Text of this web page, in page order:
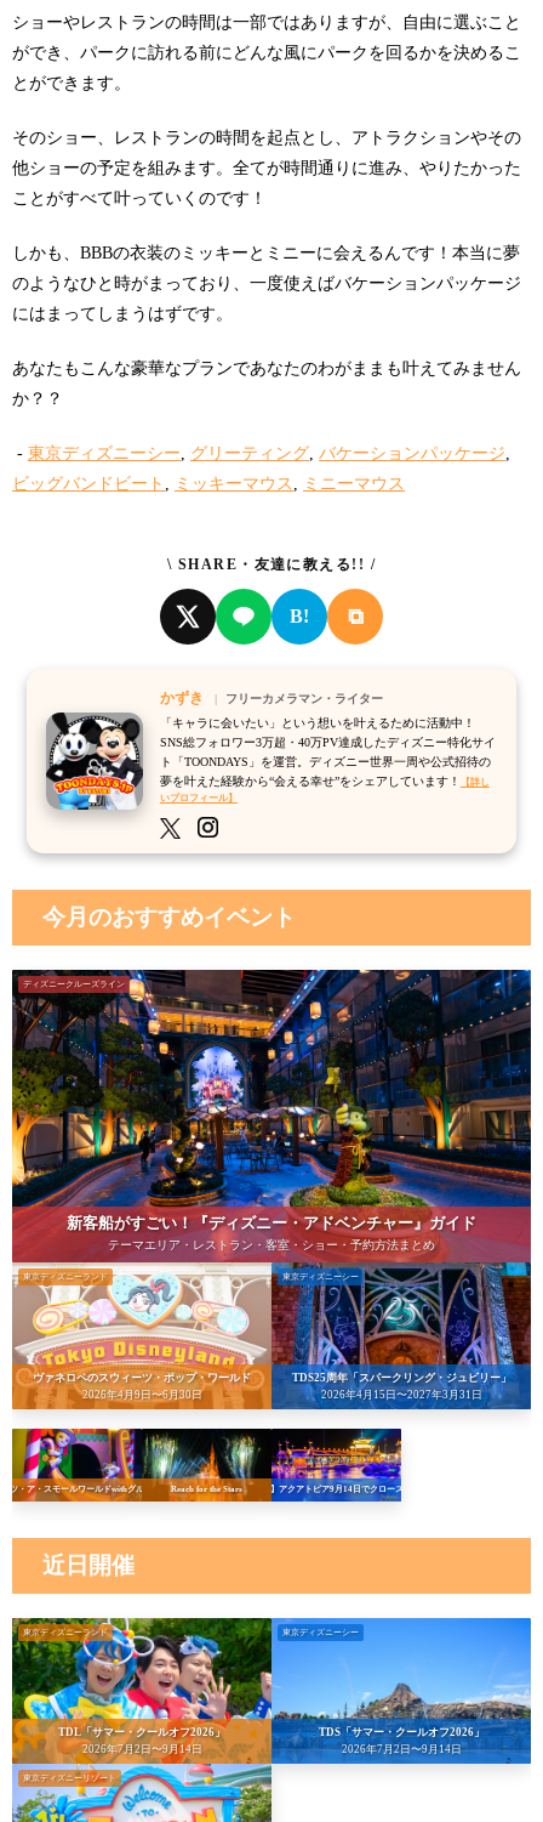
ショーやレストランの時間は一部ではありますが、自由に選ぶこと
ができ、パークに訪れる前にどんな風にパークを回るかを決めるこ
とができます。
そのショー、レストランの時間を起点とし、アトラクションやその
他ショーの予定を組みます。全てが時間通りに進み、やりたかった
ことがすべて叶っていくのです！
しかも、BBBの衣装のミッキーとミニーに会えるんです！本当に夢
のようなひと時がまっており、一度使えばバケーションパッケージ
にはまってしまうはずです。
あなたもこんな豪華なプランであなたのわがままも叶えてみません
か？？
- 東京ディズニーシー, グリーティング, バケーションパッケージ,
ビッグバンドビート , ミッキーマウス , ミニーマウス
\ SHARE・友達に教える!! /
B! ⧉
かずき
フリーカメラマン・ライター
「キャラに会いたい」という想いを叶えるために活動中！
SNS総フォロワー3万超・40万PV達成したディズニー特化サイ
ト「TOONDAYS」を運営。ディズニー世界一周や公式招待の
夢を叶えた経験から“会える幸せ”をシェアしています！
【詳し
いプロフィール】
今月のおすすめイベント
ディズニークルーズライン
新客船がすごい！『ディズニー・アドベンチャー』ガイド
テーマエリア・レストラン・客室・ショー・予約方法まとめ
東京ディズニーランド
ヴァネロペのスウィーツ・ポップ・ワールド
2026年4月9日〜6月30日
東京ディズニーシー
TDS25周年「スパークリング・ジュビリー」
2026年4月15日〜2027年3月31日
ッツ・ア・スモールワールドwithグルート Reach for the Stars 【悲報】アクアトピア9月14日でクローズへ…！
近日開催
東京ディズニーランド
TDL「サマー・クールオフ2026」
2026年7月2日〜9月14日
東京ディズニーシー
TDS「サマー・クールオフ2026」
2026年7月2日〜9月14日
東京ディズニーリゾート